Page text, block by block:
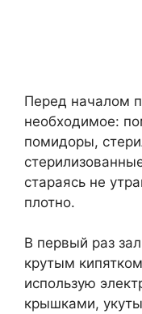
Перед началом
необходимое:
помидоры,
стараясь не
плотно.
В первый раз
крутым
использую
крышками,